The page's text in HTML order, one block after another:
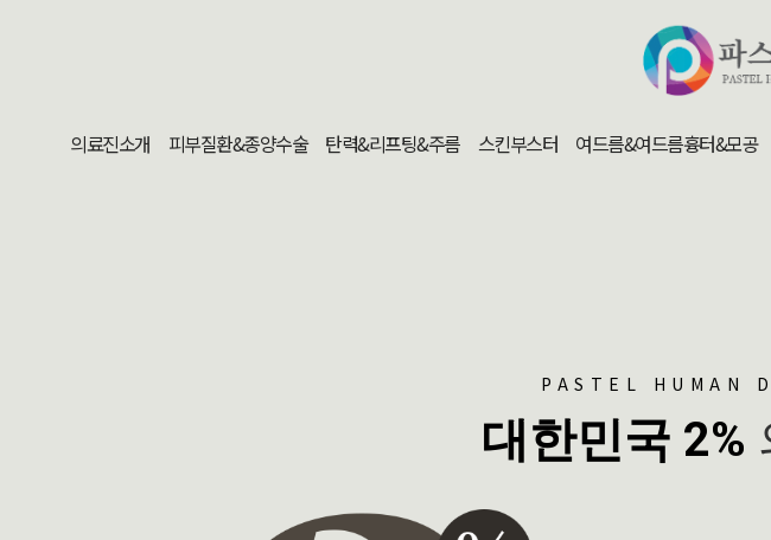
의료진소개 피부질환&종양수술 탄력&리프팅&주름 스킨부스터 여드름&여드름흉터&모공
PASTEL HUMAN
대한민국 2%